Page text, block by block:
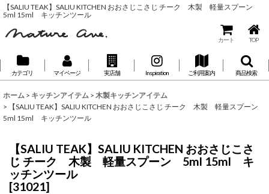
【SALIU TEAK】SALIU KITCHEN おおさじこさじ チーク 木製 軽量スプーン
5ml 15ml キッチンツール
カート TOP
カテゴリ マイページ 実店舗 Inspiration ご利用案内 商品検索
ホーム > キッチンアイテム > 木製キッチンアイテム
>
【SALIU TEAK】SALIU KITCHEN おおさじこさじ チーク 木製 軽量スプーン
5ml 15ml キッチンツール
【SALIU TEAK】SALIU KITCHEN おおさじこさ
じ チーク 木製 軽量スプーン 5ml 15ml キ
ッチンツール
[31021]